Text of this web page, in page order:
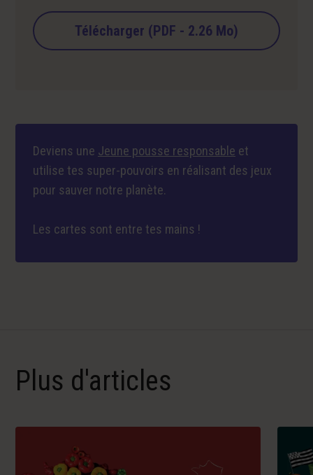
Télécharger (PDF - 2.26 Mo)
Deviens une Jeune pousse responsable et
utilise tes super-pouvoirs en réalisant des jeux
pour sauver notre planète.
Les cartes sont entre tes mains !
Plus d'articles